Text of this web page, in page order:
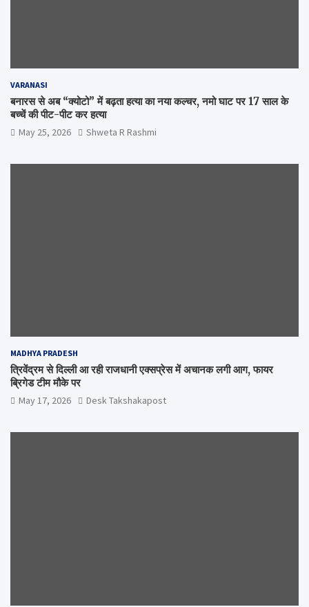
VARANASI
बनारस से अब “क्योटो” में बढ़ता हत्या का नया कल्चर, नमो घाट पर 17 साल के
बच्चें की पीट-पीट कर हत्या
May 25, 2026 Shweta R Rashmi
MADHYA PRADESH
त्रिवेंद्रम से दिल्ली आ रही राजधानी एक्सप्रेस में अचानक लगी आग, फायर
ब्रिगेड टीम मौके पर
May 17, 2026 Desk Takshakapost